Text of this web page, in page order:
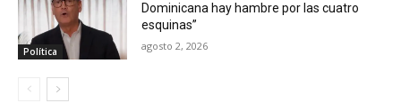
Política
Dominicana hay hambre por las cuatro
esquinas”
agosto 2, 2026